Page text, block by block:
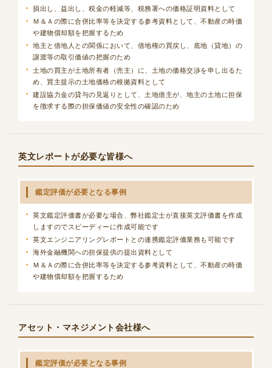
損出し、益出し、税金の軽減等、税務署への価格証明資料として
Ｍ＆Ａの際に合併比率等を決定する参考資料として、不動産の時価
や建物償却額を把握するため
地主と借地人との関係において、借地権の買戻し、底地（貸地）の
譲渡等の取引価値の把握のため
土地の買主が土地所有者（売主）に、土地の価格交渉を申し出るた
め、買主提示の土地価格の根拠資料として
建設協力金の貸与の見返りとして、土地借主が、地主の土地に担保
を徴求する際の担保価値の安全性の確認のため
英文レポートが必要な皆様へ
鑑定評価が必要となる事例
英文鑑定評価書が必要な場合、弊社鑑定士が直接英文評価書を作成
しますのでスピーディーに作成可能です
英文エンジニアリングレポートとの連携鑑定評価業務も可能です
海外金融機関への担保提供の提出資料として
Ｍ＆Ａの際に合併比率等を決定する参考資料として、不動産の時価
や建物償却額を把握するため
アセット・マネジメント会社様へ
鑑定評価が必要となる事例